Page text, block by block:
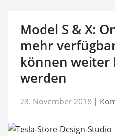
Model S & X:
mehr
können weiter
werden
23. November 2018 |